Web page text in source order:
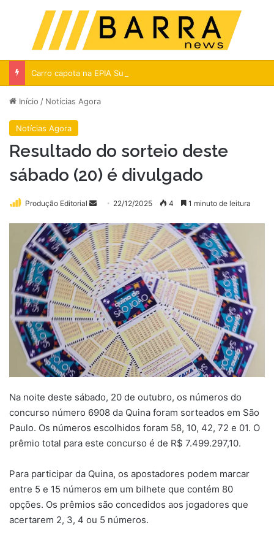
Menu
Carro capota na EPIA Sul e motorista é socorrido
Início / Notícias Agora
Notícias Agora
Resultado do sorteio deste
sábado (20) é divulgado
Produção Editorial
Mande
e-
mail
22/12/2025 4 1 minuto de leitura
Na noite deste sábado, 20 de outubro, os números do
concurso número 6908 da Quina foram sorteados em São
Paulo. Os números escolhidos foram 58, 10, 42, 72 e 01. O
prêmio total para este concurso é de R$ 7.499.297,10.
Para participar da Quina, os apostadores podem marcar
entre 5 e 15 números em um bilhete que contém 80
opções. Os prêmios são concedidos aos jogadores que
acertarem 2, 3, 4 ou 5 números.